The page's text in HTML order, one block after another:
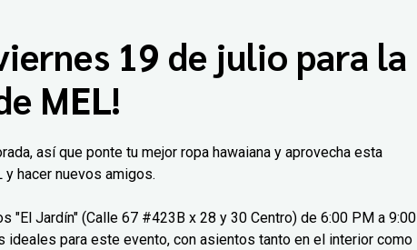
19 de julio para la
MEL!
así que ponte tu mejor ropa hawaiana y aprovecha esta
y hacer nuevos amigos.
"El Jardín" (Calle 67 #423B x 28 y 30 Centro) de 6:00 PM a 9:00
ideales para este evento, con asientos tanto en el interior como